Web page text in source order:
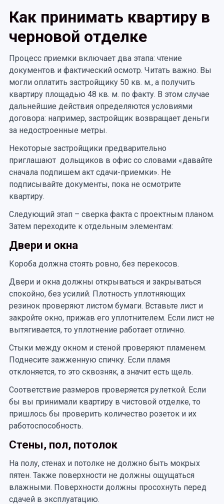
Как принимать квартиру в
черновой отделке
Процесс приемки включает два этапа: чтение
документов и фактический осмотр. Читать важно. Вы
могли оплатить застройщику 50 кв. м., а получить
квартиру площадью 48 кв. м. по факту. В этом случае
дальнейшие действия определяются условиями
договора: например, застройщик возвращает деньги
за недостроенные метры.
Некоторые застройщики предварительно
приглашают дольщиков в офис со словами «давайте
сначала подпишем акт сдачи-приемки». Не
подписывайте документы, пока не осмотрите
квартиру.
Следующий этап – сверка факта с проектным планом.
Затем переходите к отдельным элементам:
Двери и окна
Короба должна стоять ровно, без перекосов.
Двери и окна должны открываться и закрываться
спокойно, без усилий. Плотность уплотняющих
резинок проверяют листом бумаги. Вставьте лист и
закройте окно, прижав его уплотнителем. Если лист не
вытягивается, то уплотнение работает отлично.
Стыки между окном и стеной проверяют пламенем.
Поднесите зажженную спичку. Если пламя
отклоняется, то это сквозняк, а значит есть щель.
Соответствие размеров проверяется рулеткой. Если
бы вы принимали квартиру в чистовой отделке, то
пришлось бы проверить количество розеток и их
работоспособность.
Стены, пол, потолок
На полу, стенах и потолке не должно быть мокрых
пятен. Также поверхности не должны ощущаться
влажными. Поверхности должны просохнуть перед
сдачей в эксплуатацию.